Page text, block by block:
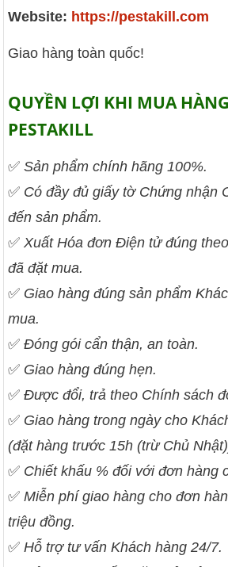
Website: https://pestakill.com
Giao hàng toàn quốc!
QUYỀN LỢI KHI MUA
PESTAKILL
✅ Sản phẩm chính hãng 100%.
✅ Có đầy đủ giấy tờ Chứng nhận
đến sản phẩm.
✅ Xuất Hóa đơn Điện tử đúng
đã đặt mua.
✅ Giao hàng đúng sản phẩm
mua.
✅Đóng gói cẩn thận, an toàn.
✅ Giao hàng đúng hẹn.
✅Được đổi, trả theo Chính sách
✅ Giao hàng trong ngày cho
(đặt hàng trước 15h (trừ Chủ
✅ Chiết khấu % đối với đơn hàng
✅Miễn phí giao hàng cho đơn
triệu đồng.
✅Hỗ trợ tư vấn Khách hàng 24/7.